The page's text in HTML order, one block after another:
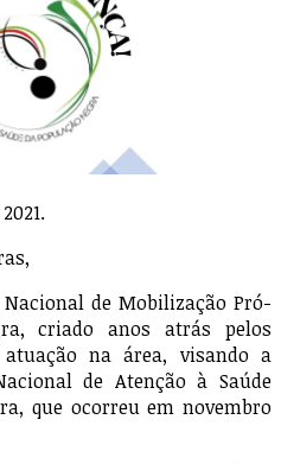
de Mobilização Pró-
criado anos atrás pelos
na área, visando a
de Atenção à Saúde
que ocorreu em novembro